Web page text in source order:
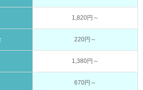
1,820円～
220円～
1,380円～
670円～